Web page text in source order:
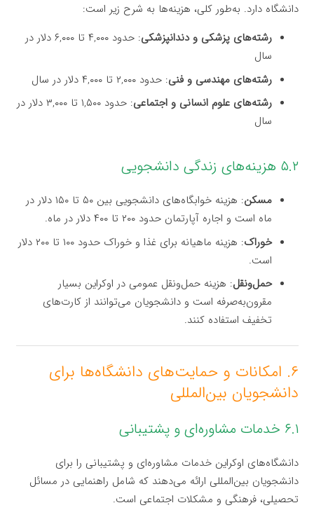
دانشگاه دارد. به‌طور کلی، هزینه‌ها به شرح زیر است:
رشته‌های پزشکی و دندانپزشکی
: حدود ۴,۰۰۰ تا ۶,۰۰۰ دلار در
سال
رشته‌های مهندسی و فنی: حدود ۲,۰۰۰ تا ۴,۰۰۰ دلار در سال
رشته‌های علوم انسانی و اجتماعی
: حدود ۱,۵۰۰ تا ۳,۰۰۰ دلار در
سال
۵.۲ هزینه‌های زندگی دانشجویی
مسکن
: هزینه خوابگاه‌های دانشجویی بین ۵۰ تا ۱۵۰ دلار در
ماه است و اجاره آپارتمان حدود ۲۰۰ تا ۴۰۰ دلار در ماه.
خوراک
: هزینه ماهیانه برای غذا و خوراک حدود ۱۰۰ تا ۲۰۰ دلار
است.
حمل‌ونقل: هزینه حمل‌ونقل عمومی در اوکراین بسیار
مقرون‌به‌صرفه است و دانشجویان می‌توانند از کارت‌های
تخفیف استفاده کنند.
۶. امکانات و حمایت‌های دانشگاه‌ها برای
دانشجویان بین‌المللی
۶.۱ خدمات مشاوره‌ای و پشتیبانی
دانشگاه‌های اوکراین خدمات مشاوره‌ای و پشتیبانی را برای
دانشجویان بین‌المللی ارائه می‌دهند که شامل راهنمایی در مسائل
تحصیلی، فرهنگی و مشکلات اجتماعی است.